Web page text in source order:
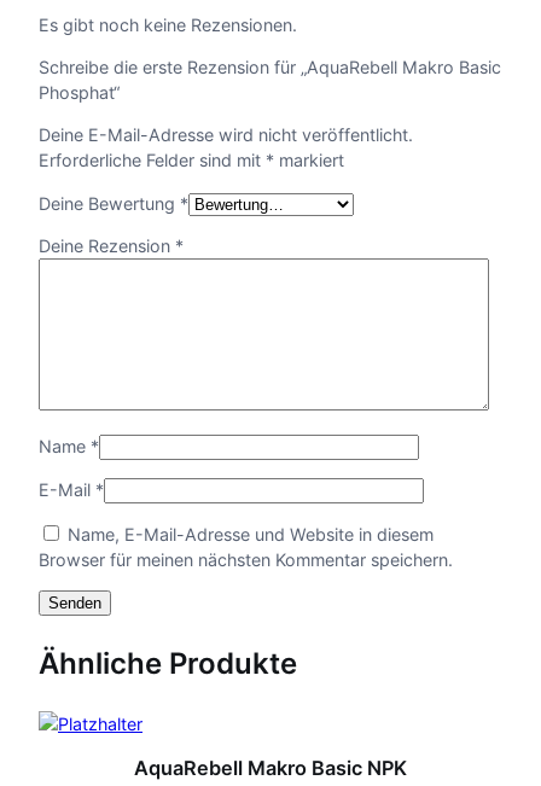
e
l
M
a
k
o
a
p
h
M
e
Es gibt noch keine Rezensionen.
Schreibe die erste Rezension für „AquaRebell Makro Basic
Phosphat“
Deine E-Mail-Adresse wird nicht veröffentlicht.
Erforderliche Felder sind mit * markiert
Deine Bewertung *
Deine Rezension *
Name *
E-Mail *
Name, E-Mail-Adresse und Website in diesem
Browser für meinen nächsten Kommentar speichern.
Ähnliche Produkte
AquaRebell Makro Basic NPK